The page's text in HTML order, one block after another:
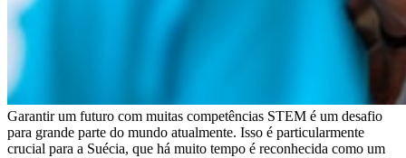
Garantir um futuro com muitas competências STEM é um desafio
para grande parte do mundo atualmente. Isso é particularmente
crucial para a Suécia, que há muito tempo é reconhecida como um